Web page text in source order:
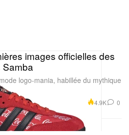
images officielles des
logo-mania, habillée du mythique
4.9K 0